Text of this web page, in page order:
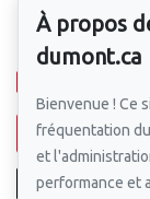
Pour nous
Écrivez-
À propos
dumont.ca
Bienvenue ! Ce
fréquentation
et
performance et